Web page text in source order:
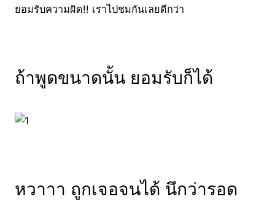
ยอมรับความผิด!! เราไปชมกันเลยดีกว่า
ถ้าพูดขนาดนั้น ยอมรับก็ได้
หวาาา ถูกเจอจนได้ นึกว่ารอด